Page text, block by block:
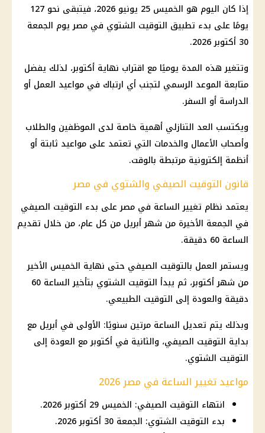
إذا كان اليوم هو الخميس 25 يونيو 2026، فيتبقى نحو 127
يومًا على بدء تطبيق التوقيت الشتوي في مصر يوم الجمعة
30 أكتوبر 2026.
وتتغير هذه المدة يوميًا مع اقتراب نهاية أكتوبر، لذلك يفضل
متابعة الموعد الرسمي لتجنب أي ارتباك في مواعيد العمل أو
الدراسة أو السفر.
ويكتسب العد التنازلي أهمية خاصة لدى الموظفين والطلاب
وأصحاب الأعمال والخدمات التي تعتمد على مواعيد ثابتة أو
أنظمة إلكترونية مرتبطة بالوقت.
قانون التوقيت الصيفي والشتوي في مصر
يعتمد نظام تغيير الساعة في مصر على بدء التوقيت الصيفي
في الجمعة الأخيرة من شهر أبريل من كل عام، من خلال تقديم
الساعة 60 دقيقة.
ويستمر العمل بالتوقيت الصيفي حتى نهاية الخميس الأخير
من شهر أكتوبر، ثم يبدأ التوقيت الشتوي بتأخير الساعة 60
دقيقة والعودة إلى التوقيت الطبيعي.
وبذلك يتم تعديل الساعة مرتين سنويًا: الأولى في أبريل مع
بداية التوقيت الصيفي، والثانية في أكتوبر مع العودة إلى
التوقيت الشتوي.
مواعيد تغيير الساعة في مصر 2026
انتهاء التوقيت الصيفي: الخميس 29 أكتوبر 2026.
بدء التوقيت الشتوي: الجمعة 30 أكتوبر 2026.